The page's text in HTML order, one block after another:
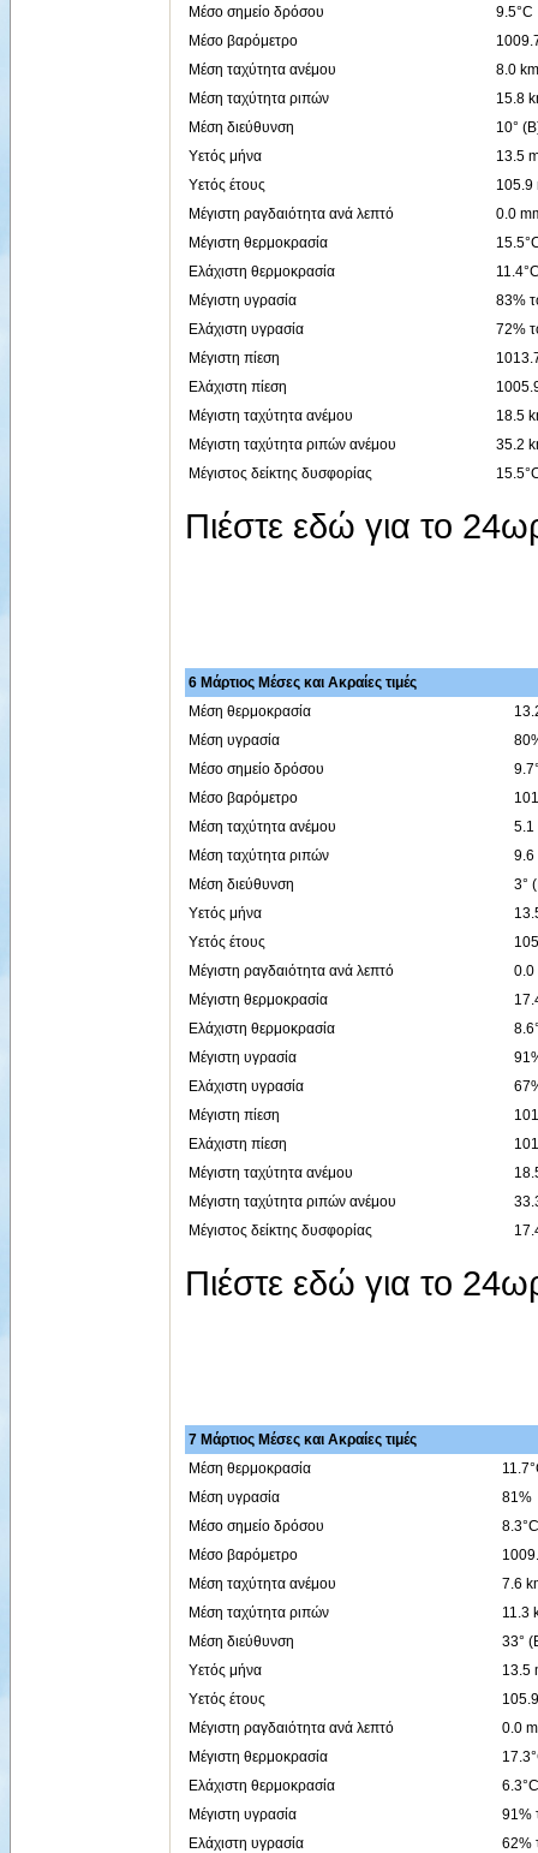
Μέσο σημείο δρόσου
9.5°C
Μέσο βαρόμετρο
Μέση ταχύτητα ανέμου
8.0
Μέση ταχύτητα ριπών
15.8
Μέση διεύθυνση
10°
Υετός μήνα
13.5
Υετός έτους
105.9
Μέγιστη ραγδαιότητα ανά λεπτό
0.0
Μέγιστη θερμοκρασία
Ελάχιστη θερμοκρασία
Μέγιστη υγρασία
83%
Ελάχιστη υγρασία
72%
Μέγιστη πίεση
Ελάχιστη πίεση
Μέγιστη ταχύτητα ανέμου
18.5
Μέγιστη ταχύτητα ριπών ανέμου
35.2
Μέγιστος δείκτης δυσφορίας
Πιέστε εδώ για το
6 Μάρτιος Μέσες και Ακραίες τιμές
Μέση θερμοκρασία
Μέση υγρασία
Μέσο σημείο δρόσου
Μέσο βαρόμετρο
Μέση ταχύτητα ανέμου
5.1
Μέση ταχύτητα ριπών
9.6
Μέση διεύθυνση
3°
Υετός μήνα
Υετός έτους
Μέγιστη ραγδαιότητα ανά λεπτό
0.0
Μέγιστη θερμοκρασία
Ελάχιστη θερμοκρασία
Μέγιστη υγρασία
Ελάχιστη υγρασία
Μέγιστη πίεση
Ελάχιστη πίεση
Μέγιστη ταχύτητα ανέμου
Μέγιστη ταχύτητα ριπών ανέμου
Μέγιστος δείκτης δυσφορίας
Πιέστε εδώ για το
7 Μάρτιος Μέσες και Ακραίες τιμές
Μέση θερμοκρασία
Μέση υγρασία
81%
Μέσο σημείο δρόσου
8.3°C
Μέσο βαρόμετρο
Μέση ταχύτητα ανέμου
7.6
Μέση ταχύτητα ριπών
11.3
Μέση διεύθυνση
33°
Υετός μήνα
13.5
Υετός έτους
Μέγιστη ραγδαιότητα ανά λεπτό
0.0
Μέγιστη θερμοκρασία
Ελάχιστη θερμοκρασία
Μέγιστη υγρασία
91%
Ελάχιστη υγρασία
62%